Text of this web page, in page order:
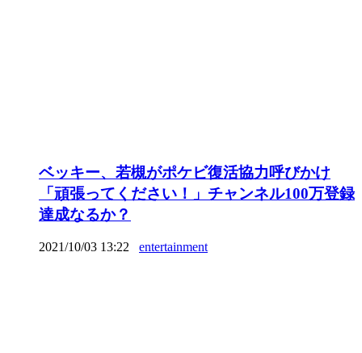
ベッキー、若槻がポケビ復活協力呼びかけ
「頑張ってください！」チャンネル100万登録
達成なるか？
2021/10/03 13:22 entertainment